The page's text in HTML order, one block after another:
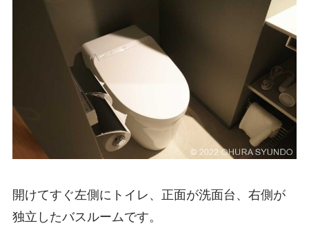
開けてすぐ左側にトイレ、正面が洗面台、右側が
独立したバスルームです。